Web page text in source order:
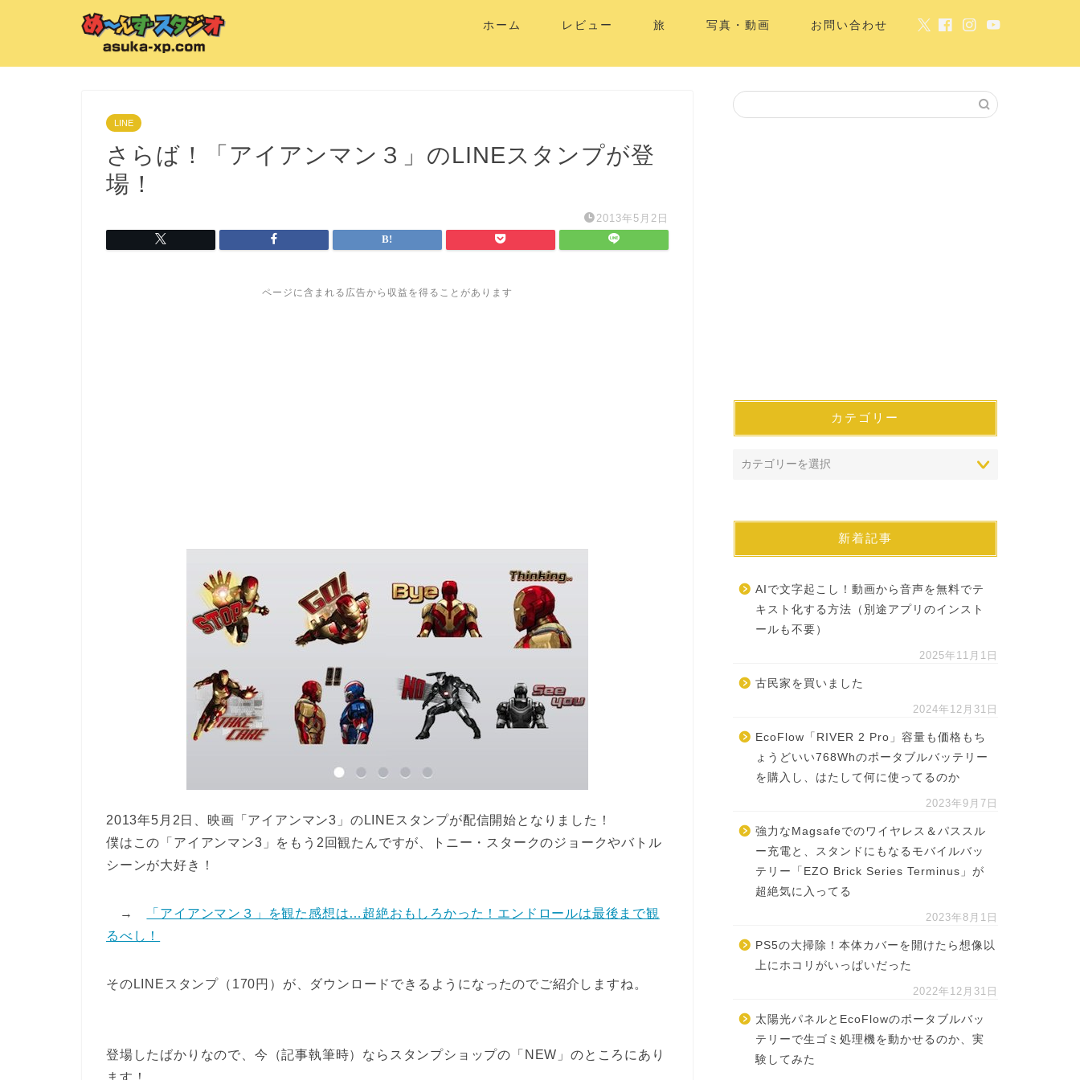
ホーム レビュー 旅 写真・動画 お問い合わせ
LINE
さらば！「アイアンマン３」のLINEスタンプが登
場！
2013年5月2日
ページに含まれる広告から収益を得ることがあります
2013年5月2日、映画「アイアンマン3」のLINEスタンプが配信開始となりました！
僕はこの「アイアンマン3」をもう2回観たんですが、トニー・スタークのジョークやバトル
シーンが大好き！
→
「アイアンマン３」を観た感想は…超絶おもしろかった！エンドロールは最後まで観
るべし！
そのLINEスタンプ（170円）が、ダウンロードできるようになったのでご紹介しますね。
登場したばかりなので、今（記事執筆時）ならスタンプショップの「NEW」のところにあり
ます！
カテゴリー
新着記事
AIで文字起こし！動画から音声を無料でテ
キスト化する方法（別途アプリのインスト
ールも不要）
2025年11月1日
古民家を買いました
2024年12月31日
EcoFlow「RIVER 2 Pro」容量も価格もち
ょうどいい768Whのポータブルバッテリー
を購入し、はたして何に使ってるのか
2023年9月7日
強力なMagsafeでのワイヤレス＆パススル
ー充電と、スタンドにもなるモバイルバッ
テリー「EZO Brick Series Terminus」が
超絶気に入ってる
2023年8月1日
PS5の大掃除！本体カバーを開けたら想像以
上にホコリがいっぱいだった
2022年12月31日
太陽光パネルとEcoFlowのポータブルバッ
テリーで生ゴミ処理機を動かせるのか、実
験してみた